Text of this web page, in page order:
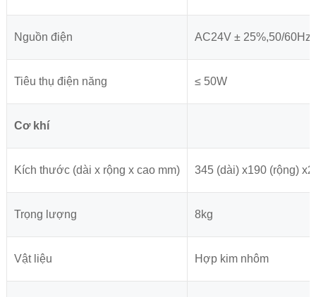
Nguồn điện AC24V ± 25%,50/
Tiêu thụ điện năng ≤ 50W
Cơ khí
Kích thước (dài x rộng x cao mm) 345 (dài) x190 (rộng)
Trọng lượng 8kg
Vật liệu Hợp kim nhôm